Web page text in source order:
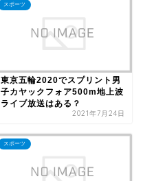
スポーツ
東京五輪2020でスプリント男
子カヤックフォア500m地上波
ライブ放送はある？
2021年7月24日
スポーツ